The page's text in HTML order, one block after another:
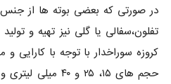
در صورتی که بعضی بوته ها از جنس
تفلون،سفالی یا گلی نیز تهیه و
کروزه سوراخدار با توجه با کارایی و
حجم های ۱۵، ۲۵ و